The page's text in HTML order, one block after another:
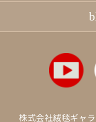
株式会社絨毯ギャ